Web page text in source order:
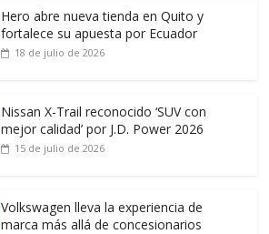
Hero abre nueva tienda en Quito y
fortalece su apuesta por Ecuador
18 de julio de 2026
Nissan X-Trail reconocido ‘SUV con
mejor calidad’ por J.D. Power 2026
15 de julio de 2026
Volkswagen lleva la experiencia de
marca más allá de concesionarios